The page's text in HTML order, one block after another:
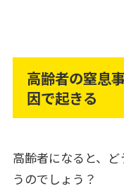
高齢者の窒息
因で起きる
高齢者になると、
うのでしょう？